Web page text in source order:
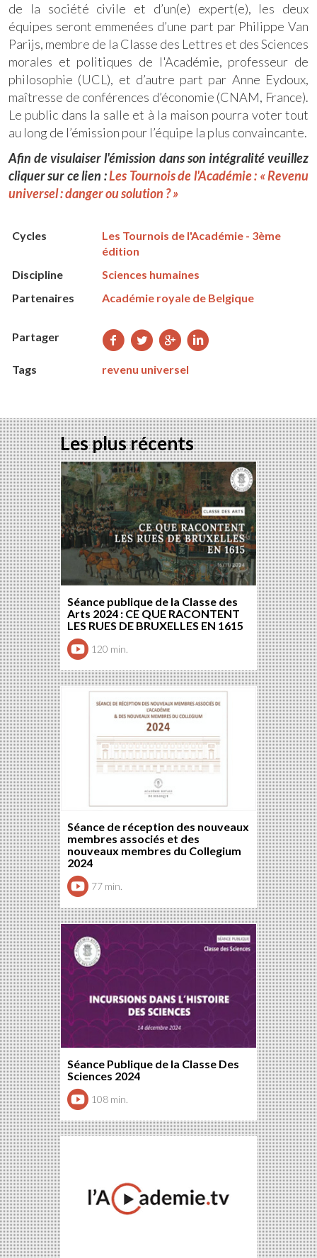
de la société civile et d’un(e) expert(e), les deux
équipes seront emmenées d’une part par Philippe Van
Parijs, membre de la Classe des Lettres et des Sciences
morales et politiques de l'Académie, professeur de
philosophie (UCL), et d’autre part par Anne Eydoux,
maîtresse de conférences d’économie (CNAM, France).
Le public dans la salle et à la maison pourra voter tout
au long de l’émission pour l’équipe la plus convaincante.
Afin de visulaiser l'émission dans son intégralité veuillez
cliquer sur ce lien :Les Tournois de l'Académie : « Revenu
universel : danger ou solution ? »
Cycles
Les Tournois de l'Académie - 3ème
édition
Discipline
Sciences humaines
Partenaires
Académie royale de Belgique
Partager
Partager
sur
Partager
sur
Partager
sur
Tags revenu universel
Les plus récents
Séance publique de la Classe des
Arts 2024 : CE QUE RACONTENT
LES RUES DE BRUXELLES EN 1615
120 min.
Séance de réception des nouveaux
membres associés et des
nouveaux membres du Collegium
2024
77 min.
Séance Publique de la Classe Des
Sciences 2024
108 min.